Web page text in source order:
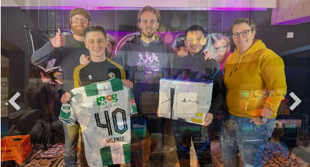
achter 34 bibliotheekvestigingen, acht
afhaalpunten en ruim 180 Bibliotheken op school
in negen Groningse gemeenten in opdracht van
de Provincie Groningen.